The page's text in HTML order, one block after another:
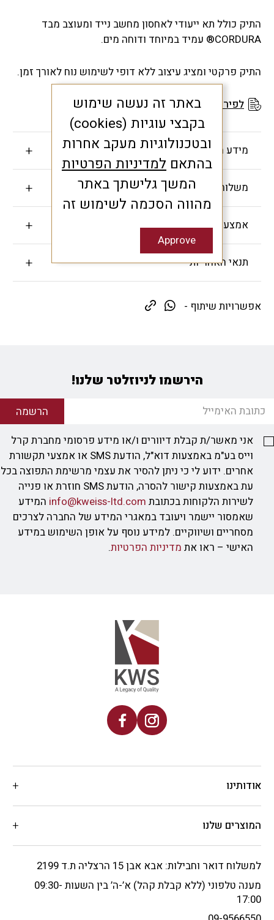
התיק כולל תא ייעודי לאחסון מחשב נייד ומעוצב מבד
CORDURA® עמיד במיוחד ודוחה מים.
התיק פרקטי ומציג עיצוב ללא דופי לשימוש נוח לאורך זמן.
לפירוט תנאי האחריות
מידע חשוב
משלוחים והחזרות
אמצעי תשלום
תנאי האחריות
אפשרויות שיתוף -
הירשמו לניוזלטר שלנו!
הרשמה
אני מאשר/ת קבלת דיוורים ו/או מידע פרסומי מחברת קרל
וייס בע"מ באמצעות דוא"ל, הודעת SMS או אמצעי תקשורת
אחרים. ידוע לי כי ניתן להסיר את עצמי מרשימת התפוצה בכל
עת באמצעות קישור להסרה, הודעת SMS חוזרת או פנייה
לשירות הלקוחות בכתובת info@kweiss-ltd.com המידע
שאמסור יישמר ויעובד במאגרי המידע של החברה לצרכים
מסחריים ושיווקיים. למידע נוסף על אופן השימוש במידע
האישי – ראו את מדיניות הפרטיות.
אודותינו
המוצרים שלנו
למשלוח דואר וחבילות: אבא אבן 15 הרצליה ת.ד 2199
מענה טלפוני (ללא קבלת קהל) א’-ה’ בין השעות 09:30-
17:00
באתר זה נעשה שימוש
בקבצי עוגיות (cookies)
ובטכנולוגיות מעקב אחרות
בהתאם למדיניות הפרטיות
המשך גלישתך באתר
מהווה הסכמה לשימוש זה
Approve